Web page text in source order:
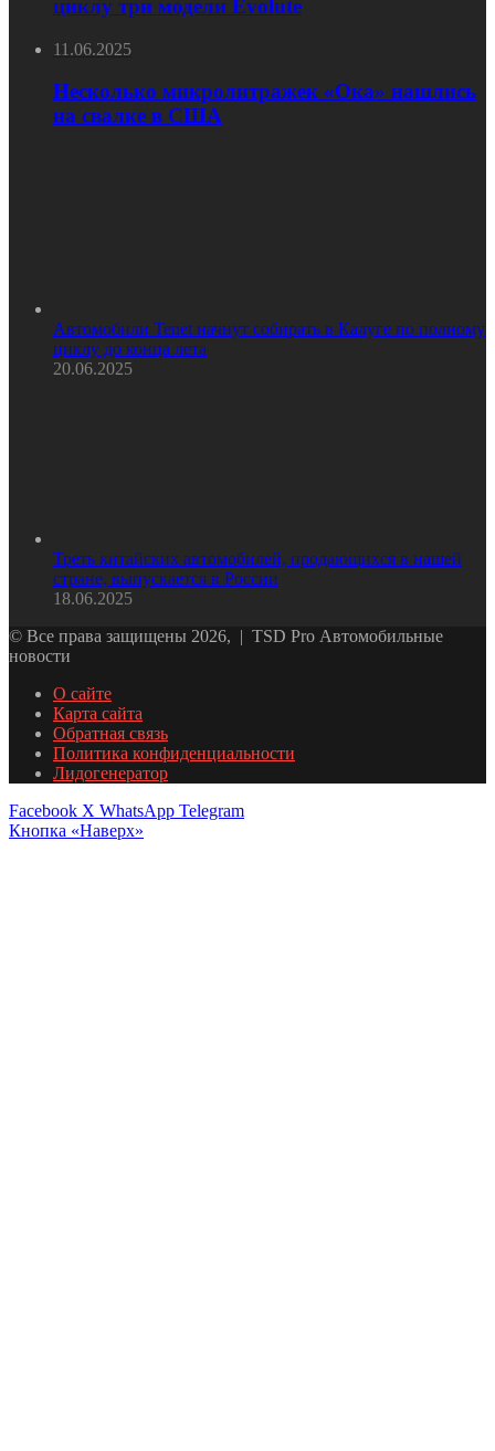
циклу три модели Evolute
11.06.2025
Несколько микролитражек «Ока» нашлись
на свалке в США
Автомобили Tenet начнут собирать в Калуге по полному
циклу до конца лета
20.06.2025
Треть китайских автомобилей, продающихся в нашей
стране, выпускается в России
18.06.2025
© Все права защищены 2026, | TSD Pro Автомобильные
новости
О сайте
Карта сайта
Обратная связь
Политика конфиденциальности
Лидогенератор
Facebook X WhatsApp Telegram
Кнопка «Наверх»